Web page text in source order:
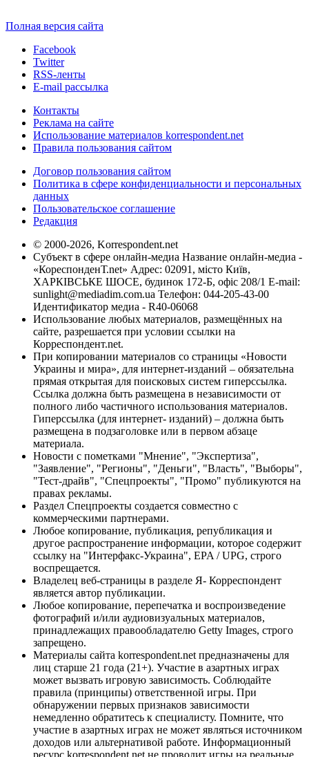
Полная версия сайта
Facebook
Twitter
RSS-ленты
E-mail рассылка
Контакты
Реклама на сайте
Использование материалов korrespondent.net
Правила пользования сайтом
Договор пользования сайтом
Политика в сфере конфиденциальности и персональных
данных
Пользовательское соглашение
Редакция
© 2000-2026, Korrespondent.net
Субъект в сфере онлайн-медиа Название онлайн-медиа -
«КореспонденТ.net» Адрес: 02091, місто Київ,
ХАРКІВСЬКЕ ШОСЕ, будинок 172-Б, офіс 208/1 E-mail:
sunlight@mediadim.com.ua Телефон: 044-205-43-00
Идентификатор медиа - R40-06068
Использование любых материалов, размещённых на
сайте, разрешается при условии ссылки на
Корреспондент.net.
При копировании материалов со страницы «Новости
Украины и мира», для интернет-изданий – обязательна
прямая открытая для поисковых систем гиперссылка.
Ссылка должна быть размещена в независимости от
полного либо частичного использования материалов.
Гиперссылка (для интернет- изданий) – должна быть
размещена в подзаголовке или в первом абзаце
материала.
Новости с пометками "Мнение", "Экспертиза",
"Заявление", "Регионы", "Деньги", "Власть", "Выборы",
"Тест-драйв", "Спецпроекты", "Промо" публикуются на
правах рекламы.
Раздел Спецпроекты создается совместно с
коммерческими партнерами.
Любое копирование, публикация, републикация и
другое распространение информации, которое содержит
ссылку на "Интерфакс-Украина", EPA / UPG, строго
воспрещается.
Владелец веб-страницы в разделе Я- Корреспондент
является автор публикации.
Любое копирование, перепечатка и воспроизведение
фотографий и/или аудиовизуальных материалов,
принадлежащих правообладателю Getty Images, строго
запрещено.
Материалы сайта korrespondent.net предназначены для
лиц старше 21 года (21+). Участие в азартных играх
может вызвать игровую зависимость. Соблюдайте
правила (принципы) ответственной игры. При
обнаружении первых признаков зависимости
немедленно обратитесь к специалисту. Помните, что
участие в азартных играх не может являться источником
доходов или альтернативой работе. Информационный
ресурс korrespondent.net не проводит игры на реальные